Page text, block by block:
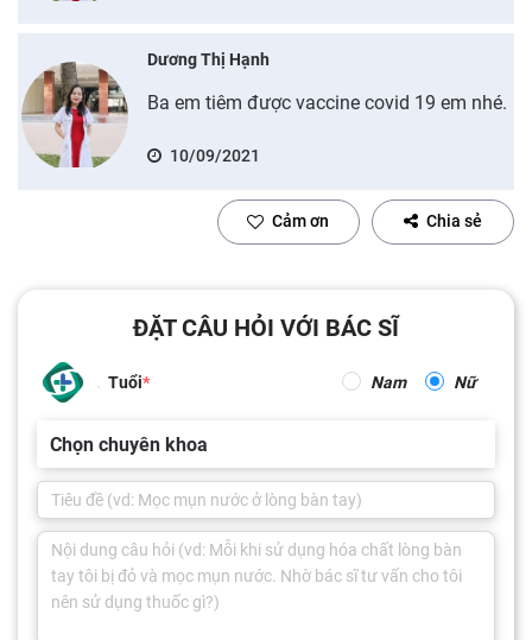
Dương Thị Hạnh
Ba em tiêm được vaccine covid 19 em nhé.
10/09/2021
Cảm ơn Chia sẻ
ĐẶT CÂU HỎI VỚI BÁC SĨ
Tuổi Nam Nữ
Chọn chuyên khoa